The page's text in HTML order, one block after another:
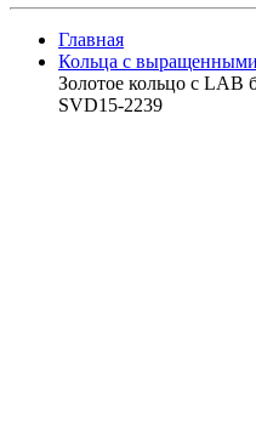
Главная
Кольца с
Золотое кольцо с LAB
SVD15-2239